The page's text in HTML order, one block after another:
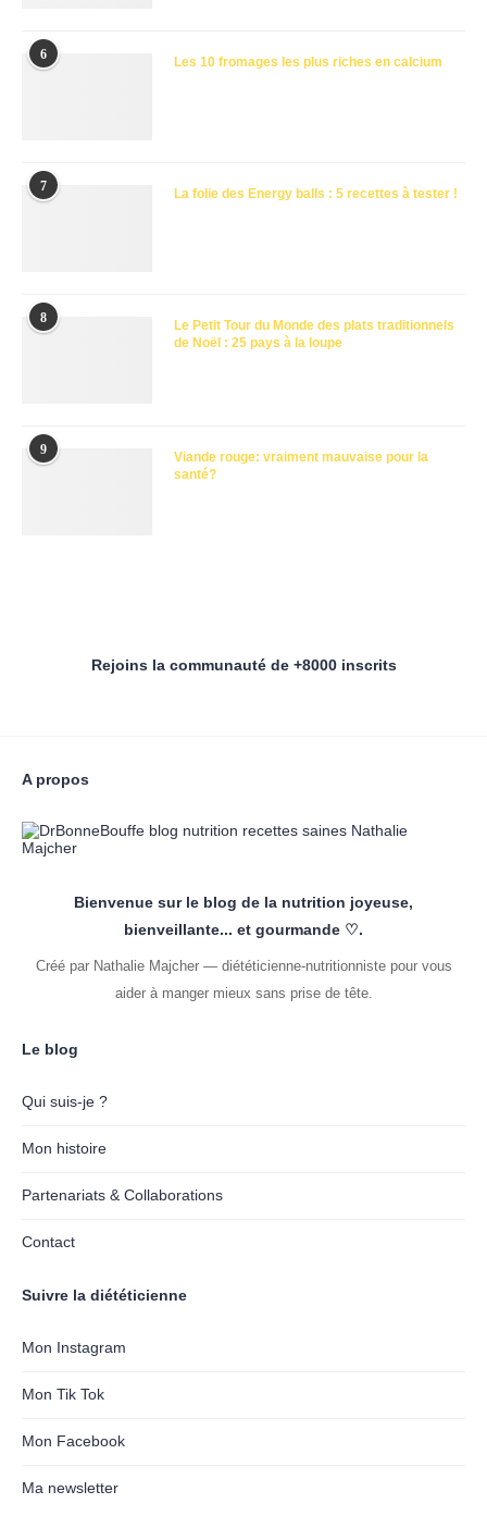
6 Les 10 fromages les plus riches en calcium
7 La folie des Energy balls : 5 recettes à tester !
8
Le Petit Tour du Monde des plats traditionnels
de Noël : 25 pays à la loupe
9
Viande rouge: vraiment mauvaise pour la
santé?
Rejoins la communauté de +8000 inscrits
A propos
Bienvenue sur le blog de la nutrition joyeuse,
bienveillante... et gourmande ♡.
Créé par Nathalie Majcher — diététicienne-nutritionniste pour vous
aider à manger mieux sans prise de tête.
Le blog
Qui suis-je ?
Mon histoire
Partenariats & Collaborations
Contact
Suivre la diététicienne
Mon Instagram
Mon Tik Tok
Mon Facebook
Ma newsletter